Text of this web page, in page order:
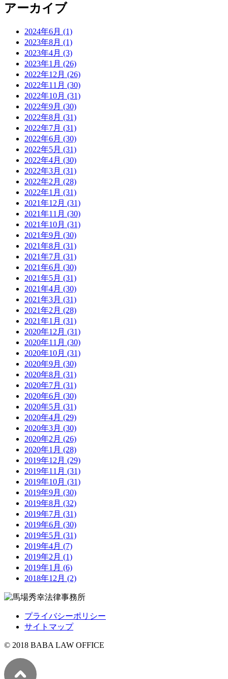
アーカイブ
2024年6月 (1)
2023年8月 (1)
2023年4月 (3)
2023年1月 (26)
2022年12月 (26)
2022年11月 (30)
2022年10月 (31)
2022年9月 (30)
2022年8月 (31)
2022年7月 (31)
2022年6月 (30)
2022年5月 (31)
2022年4月 (30)
2022年3月 (31)
2022年2月 (28)
2022年1月 (31)
2021年12月 (31)
2021年11月 (30)
2021年10月 (31)
2021年9月 (30)
2021年8月 (31)
2021年7月 (31)
2021年6月 (30)
2021年5月 (31)
2021年4月 (30)
2021年3月 (31)
2021年2月 (28)
2021年1月 (31)
2020年12月 (31)
2020年11月 (30)
2020年10月 (31)
2020年9月 (30)
2020年8月 (31)
2020年7月 (31)
2020年6月 (30)
2020年5月 (31)
2020年4月 (29)
2020年3月 (30)
2020年2月 (26)
2020年1月 (28)
2019年12月 (29)
2019年11月 (31)
2019年10月 (31)
2019年9月 (30)
2019年8月 (32)
2019年7月 (31)
2019年6月 (30)
2019年5月 (31)
2019年4月 (7)
2019年2月 (1)
2019年1月 (6)
2018年12月 (2)
プライバシーポリシー
サイトマップ
© 2018 BABA LAW OFFICE